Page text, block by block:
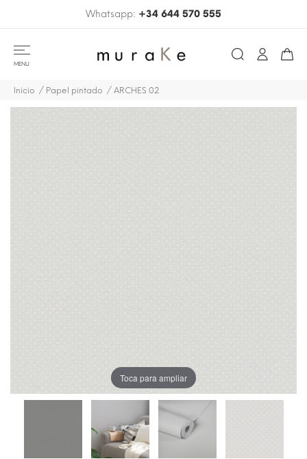
Whatsapp: +34 644 570 555
MENU
Inicio Papel pintado ARCHES 02
Toca para ampliar